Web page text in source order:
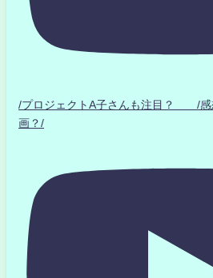
/プロジェクトA子さんも注目？ /感
画？/